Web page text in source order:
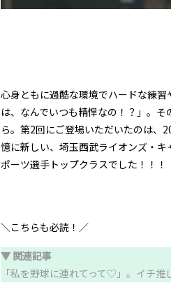
心身ともに過酷な環境でハードな練
は、なんでいつも精悍なの！ ？ 」。
ら。第2回にご登場いただいたのは、
憶に新しい、埼玉西武ライオンズ・
ポーツ選手トップクラスでした ！！！
＼こちらも必読！／
▼ 関連記事
「私を野球に連れてって♡」。イチ推